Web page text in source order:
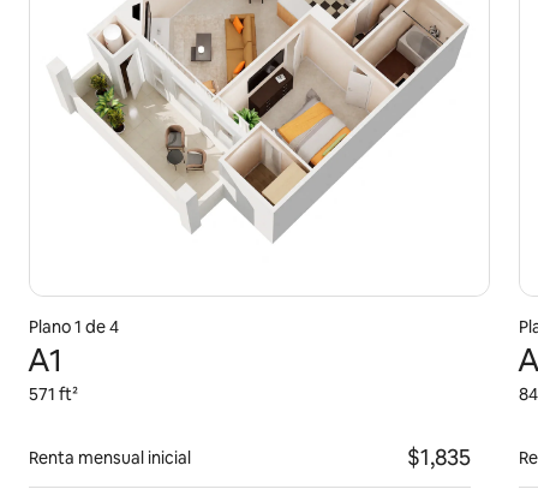
Plano 1 de 4
A1
571 ft²
Renta mensual inicial $1,835